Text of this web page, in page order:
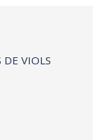
DE VIOLS